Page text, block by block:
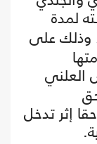
لمدة
وذلك على
العلني
إثر تدخل